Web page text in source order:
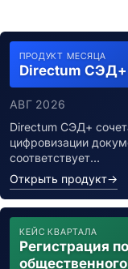
ПРОДУКТ МЕСЯЦА
Directum СЭД+
АВГ 2026
Directum СЭД+
цифровизации
соответствует…
Открыть продукт→
КЕЙС КВАРТАЛА
Регистрация